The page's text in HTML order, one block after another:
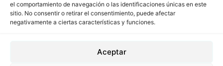
el comportamiento de navegación o las identificaciones únicas en este
sitio. No consentir o retirar el consentimiento, puede afectar
negativamente a ciertas características y funciones.
Aceptar
08036 - Barcelona (Espana)